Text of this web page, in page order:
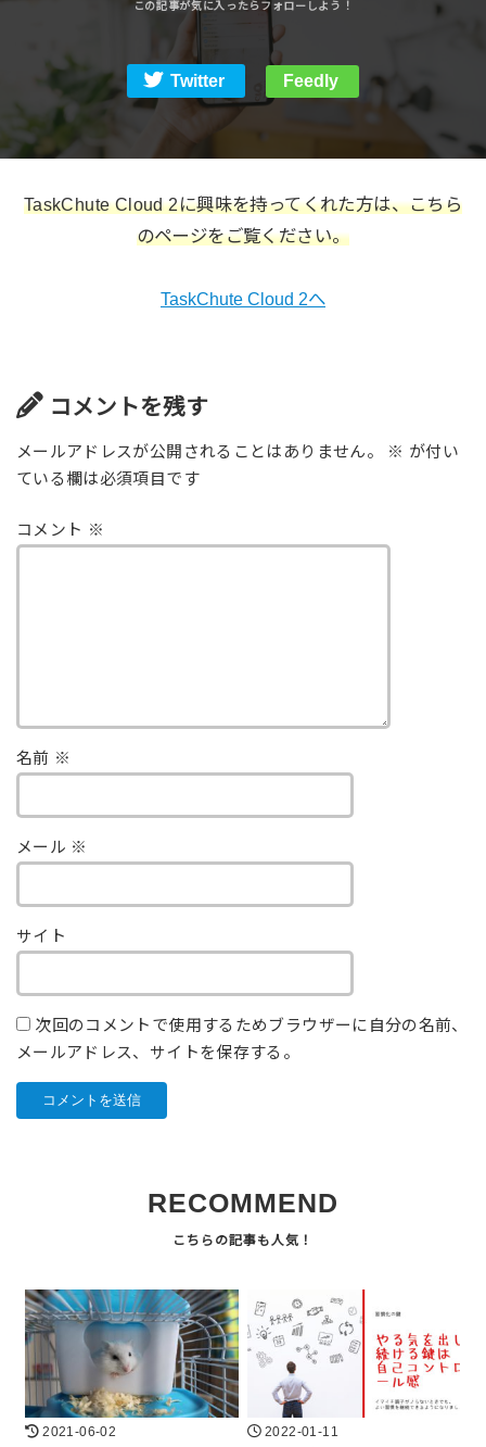
Twitter Feedly
TaskChute Cloud 2に興味を持ってくれた方は、こちら
のページをご覧ください。
TaskChute Cloud 2へ
コメントを残す
メールアドレスが公開されることはありません。 ※ が付い
ている欄は必須項目です
コメント ※
名前 ※
メール ※
サイト
次回のコメントで使用するためブラウザーに自分の名前、
メールアドレス、サイトを保存する。
RECOMMEND
2021-06-02
2022-01-11